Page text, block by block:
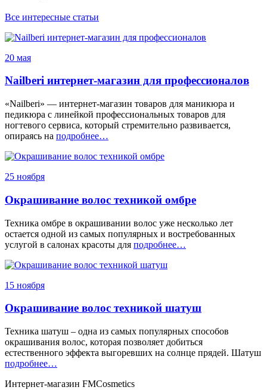
Все интересные статьи
20 мая
Nailberi интернет-магазин для профессионалов
«Nailberi» — интернет-магазин товаров для маникюра и
педикюра с линейкой профессиональных товаров для
ногтевого сервиса, который стремительно развивается,
опираясь на подробнее…
25 ноября
Окрашивание волос техникой омбре
Техника омбре в окрашивании волос уже несколько лет
остается одной из самых популярных и востребованных
услугой в салонах красоты для подробнее…
15 ноября
Окрашивание волос техникой шатуш
Техника шатуш – одна из самых популярных способов
окрашивания волос, которая позволяет добиться
естественного эффекта выгоревших на солнце прядей. Шатуш
подробнее…
Интернет-магазин FMCosmetics